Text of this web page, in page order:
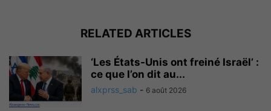
RELATED ARTICLES
‘Les États-Unis ont freiné Israël’ :
ce que l’on dit au...
alxprss_sab - 6 août 2026